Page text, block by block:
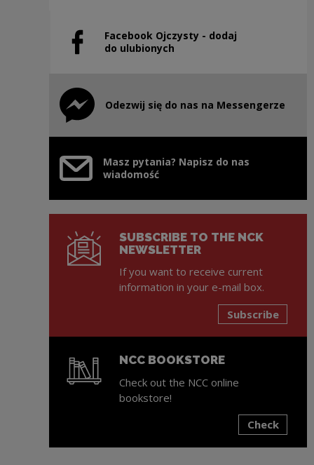
Facebook Ojczysty - dodaj
do ulubionych
Note, the link will open in a new window
Odezwij się do nas na Messengerze
Note, the link will open in a new window
Masz pytania? Napisz do nas
wiadomość
SUBSCRIBE TO THE NCK
NEWSLETTER
If you want to receive current
information in your e-mail box.
Subscribe
NCC BOOKSTORE
Check out the NCC online
bookstore!
Check